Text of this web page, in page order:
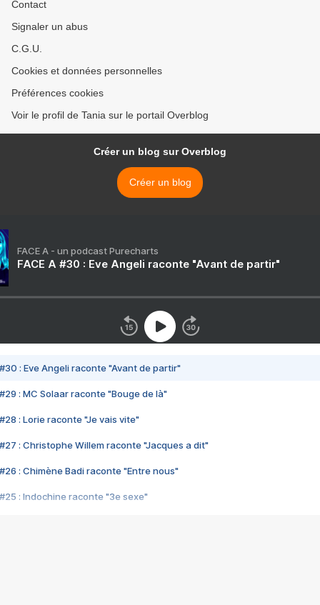
Contact
Signaler un abus
C.G.U.
Cookies et données personnelles
Préférences cookies
Voir le profil de Tania sur le portail Overblog
Créer un blog sur Overblog
Créer un blog
FACE A - un podcast Purecharts
FACE A #30 : Eve Angeli raconte "Avant de partir"
#30 : Eve Angeli raconte "Avant de partir"
#29 : MC Solaar raconte "Bouge de là"
#28 : Lorie raconte "Je vais vite"
#27 : Christophe Willem raconte "Jacques a dit"
#26 : Chimène Badi raconte "Entre nous"
#25 : Indochine raconte "3e sexe"